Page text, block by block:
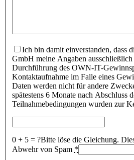
Ich bin damit einverstanden, dass
GmbH meine Angaben
Durchführung des OWN-IT-
Kontaktaufnahme im Falle eines
Daten werden nicht für andere
spätestens 6 Monate nach Abschluss
Teilnahmebedingungen wurden zur
0 + 5 = ?Bitte löse die Gleichung.
Abwehr von Spam *